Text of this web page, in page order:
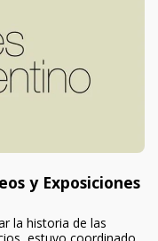
y Exposiciones
la historia de las